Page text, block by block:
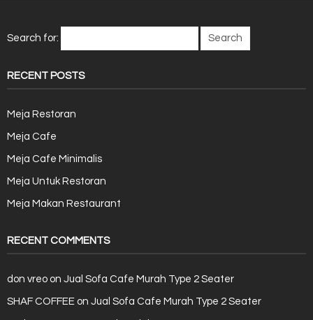
Search for:
RECENT POSTS
Meja Restoran
Meja Cafe
Meja Cafe Minimalis
Meja Untuk Restoran
Meja Makan Restaurant
RECENT COMMENTS
don vreo on Jual Sofa Cafe Murah Type 2 Seater
SHAF COFFEE on Jual Sofa Cafe Murah Type 2 Seater